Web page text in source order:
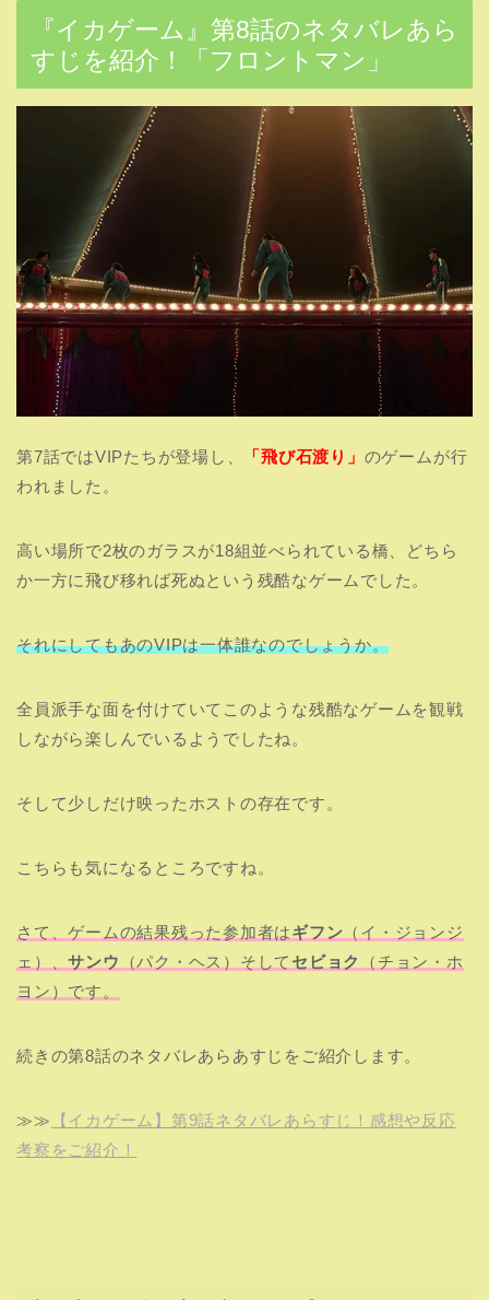
『イカゲーム』第8話のネタバレあら
すじを紹介！「フロントマン」
第7話ではVIPたちが登場し、 「飛び石渡り」 のゲームが行
われました。
高い場所で2枚のガラスが18組並べられている橋、どちら
か一方に飛び移れば死ぬという残酷なゲームでした。
それにしてもあのVIPは一体誰なのでしょうか。
全員派手な面を付けていてこのような残酷なゲームを観戦
しながら楽しんでいるようでしたね。
そして少しだけ映ったホストの存在です。
こちらも気になるところですね。
さて、ゲームの結果残った参加者はギフン （イ・ジョンジ
ェ）、サンウ （パク・ヘス）そして セビョク
（チョン・ホ
ヨン）です。
続きの第8話のネタバレあらあすじをご紹介します。
≫≫ 【イカゲーム】第9話ネタバレあらすじ！感想や反応
考察をご紹介！